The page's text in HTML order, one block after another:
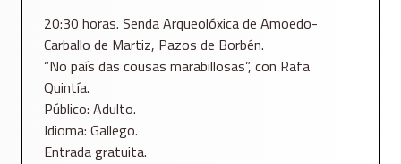
20:30 horas. Senda Arqueolóxica de Amoedo-
Carballo de Martiz, Pazos de Borbén.
“No país das cousas marabillosas”, con Rafa
Quintía.
Público: Adulto.
Idioma: Gallego.
Entrada gratuita.